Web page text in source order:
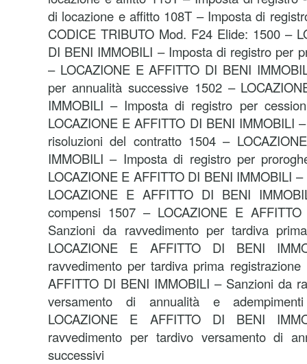
di locazione e affitto 108T – Imposta di
CODICE TRIBUTO Mod. F24 Elide: 1500 –
DI BENI IMMOBILI – Imposta di registro per
– LOCAZIONE E AFFITTO DI BENI
per annualità successive 1502 –
IMMOBILI – Imposta di registro per
LOCAZIONE E AFFITTO DI BENI IMMOBILI
risoluzioni del contratto 1504 –
IMMOBILI – Imposta di registro per
LOCAZIONE E AFFITTO DI BENI IMMOBILI
LOCAZIONE E AFFITTO DI BENI
compensi 1507 – LOCAZIONE E
Sanzioni da ravvedimento per tardiva
LOCAZIONE E AFFITTO DI BENI
ravvedimento per tardiva prima
AFFITTO DI BENI IMMOBILI – Sanzioni da
versamento di annualità e
LOCAZIONE E AFFITTO DI BENI
ravvedimento per tardivo versamento di
successivi